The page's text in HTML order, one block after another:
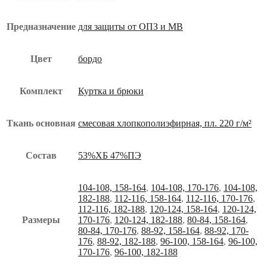
Предназначение для защиты от ОПЗ и МВ
Цвет бордо
Комплект Куртка и брюки
Ткань основная смесовая хлопкополиэфирная, пл. 220 г/м²
Состав 53%ХБ 47%ПЭ
Размеры
104-108, 158-164, 104-108, 170-176, 104-108,
182-188, 112-116, 158-164, 112-116, 170-176,
112-116, 182-188, 120-124, 158-164, 120-124,
170-176, 120-124, 182-188, 80-84, 158-164,
80-84, 170-176, 88-92, 158-164, 88-92, 170-
176, 88-92, 182-188, 96-100, 158-164, 96-100,
170-176, 96-100, 182-188